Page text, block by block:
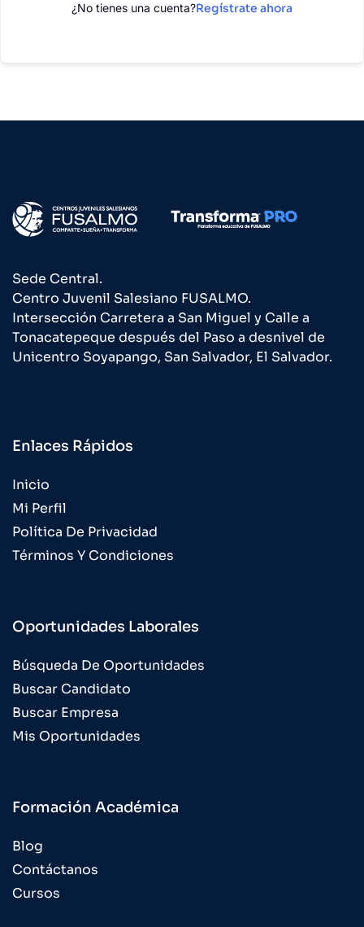
¿No tienes una cuenta?Regístrate ahora
Sede Central.
Centro Juvenil Salesiano FUSALMO.
Intersección Carretera a San Miguel y Calle a
Tonacatepeque después del Paso a desnivel de
Unicentro Soyapango, San Salvador, El Salvador.
Enlaces Rápidos
Inicio
Mi Perfil
Política De Privacidad
Términos Y Condiciones
Oportunidades Laborales
Búsqueda De Oportunidades
Buscar Candidato
Buscar Empresa
Mis Oportunidades
Formación Académica
Blog
Contáctanos
Cursos